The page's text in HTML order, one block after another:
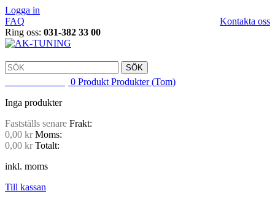
Logga in
Kontakta oss
FAQ
Ring oss: 031-382 33 00
SÖK
0 Produkt Produkter (Tom)
Inga produkter
Fastställs senare Frakt:
0,00 kr Moms:
0,00 kr Totalt:
inkl. moms
Till kassan